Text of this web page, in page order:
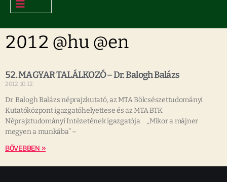
2012 @hu @en
52. MAGYAR TALÁLKOZÓ – Dr. Balogh Balázs
2012.10.12.
Dr. Balogh Balázs néprajzkutató, az MTA Bölcsészettudományi
Kutatóközpont igazgatóhelyettese és az MTA BTK
Néprajztudományi Intézetének igazgatója „Mikor a májner
megyen a munkába” –
BŐVEBBEN »